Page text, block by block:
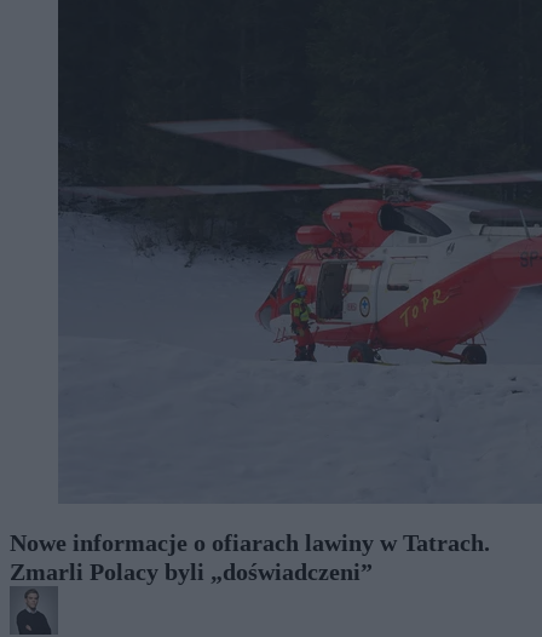
Nowe informacje o ofiarach lawiny w Tatrach.
Zmarli Polacy byli „doświadczeni”